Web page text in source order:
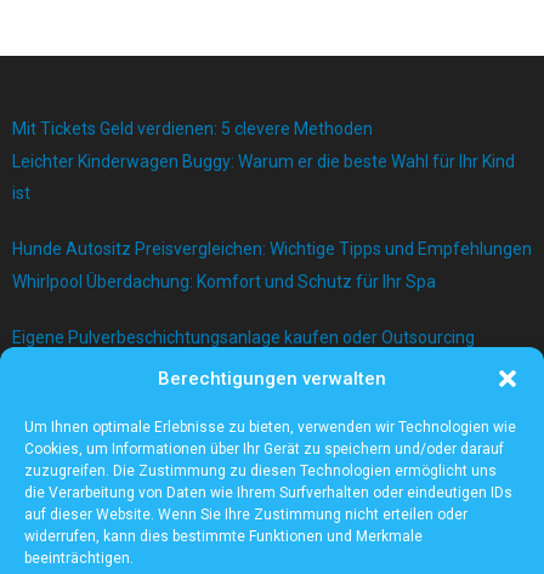
Berechtigungen verwalten
Um Ihnen optimale Erlebnisse zu bieten, verwenden wir Technologien wie
Cookies, um Informationen über Ihr Gerät zu speichern und/oder darauf
zuzugreifen. Die Zustimmung zu diesen Technologien ermöglicht uns
die Verarbeitung von Daten wie Ihrem Surfverhalten oder eindeutigen IDs
auf dieser Website. Wenn Sie Ihre Zustimmung nicht erteilen oder
widerrufen, kann dies bestimmte Funktionen und Merkmale
beeinträchtigen.
Mit Tickets Geld verdienen: 5 clevere Methoden
Leichter Kinderwagen Buggy: Warum er die beste Wahl für Ihr Kind
ist
Hunde Autositz Preisvergleichen: Wichtige Tipps und Empfehlungen
Whirlpool Überdachung: Komfort und Schutz für Ihr Spa
Eigene Pulverbeschichtungsanlage kaufen oder Outsourcing
Bau einer Mauer mit Betonblock